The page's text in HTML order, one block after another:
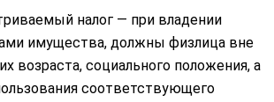
налог — при владении
имущества, должны физлица вне
возраста, социального положения, а
соответствующего